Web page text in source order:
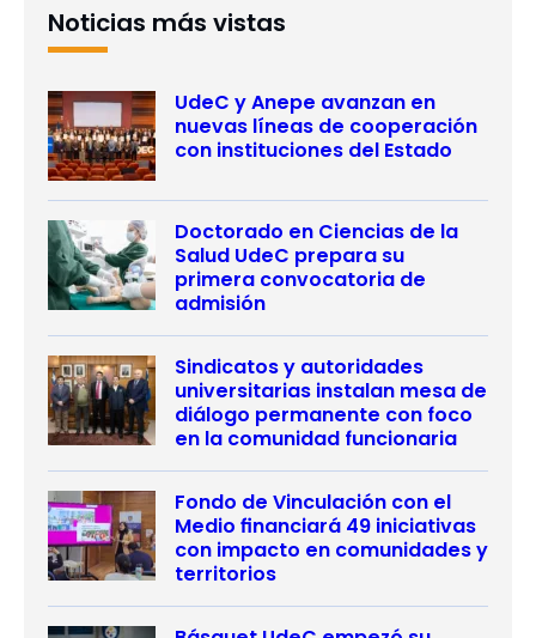
Noticias más vistas
UdeC y Anepe avanzan en
nuevas líneas de cooperación
con instituciones del Estado
Doctorado en Ciencias de la
Salud UdeC prepara su
primera convocatoria de
admisión
Sindicatos y autoridades
universitarias instalan mesa de
diálogo permanente con foco
en la comunidad funcionaria
Fondo de Vinculación con el
Medio financiará 49 iniciativas
con impacto en comunidades y
territorios